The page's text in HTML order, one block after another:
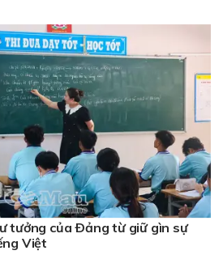
tưởng của Ðảng từ giữ gìn sự
Việt